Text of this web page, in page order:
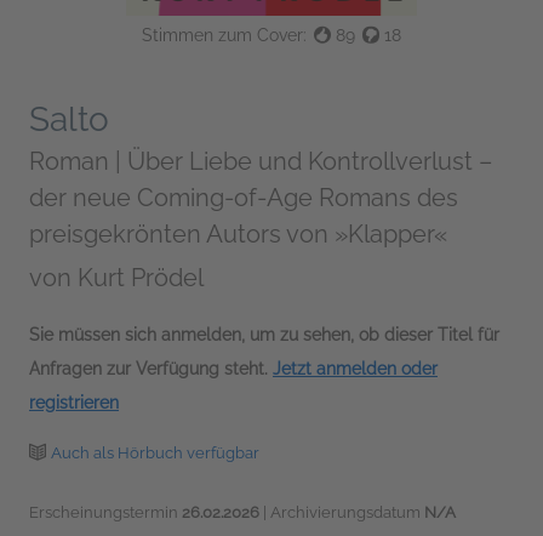
Stimmen zum Cover: 89 18
Salto
Roman | Über Liebe und Kontrollverlust –
der neue Coming-of-Age Romans des
preisgekrönten Autors von »Klapper«
von Kurt Prödel
Sie müssen sich anmelden, um zu sehen, ob dieser Titel für
Anfragen zur Verfügung steht. Jetzt anmelden oder
registrieren
Auch als Hörbuch verfügbar
Erscheinungstermin 26.02.2026 | Archivierungsdatum N/A